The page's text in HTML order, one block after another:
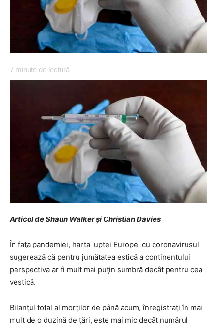
7 minute de lectură
Articol de Shaun Walker şi Christian Davies
În faţa pandemiei, harta luptei Europei cu coronavirusul
sugerează că pentru jumătatea estică a continentului
perspectiva ar fi mult mai puţin sumbră decât pentru cea
vestică.
Bilanţul total al morţilor de până acum, înregistraţi în mai
mult de o duzină de ţări, este mai mic decât numărul